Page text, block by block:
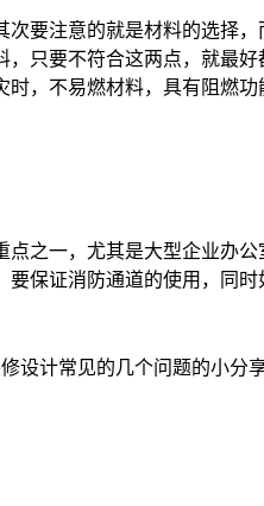
注意的就是材料的选择，
，只要不符合这两点，就最
时，不易燃材料，具有阻燃
一，尤其是大型企业办公
保证消防通道的使用，同
设计常见的几个问题的小分